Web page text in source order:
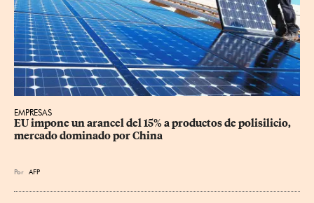
EMPRESAS
EU impone un arancel del 15% a productos de polisilicio,
mercado dominado por China
Por AFP